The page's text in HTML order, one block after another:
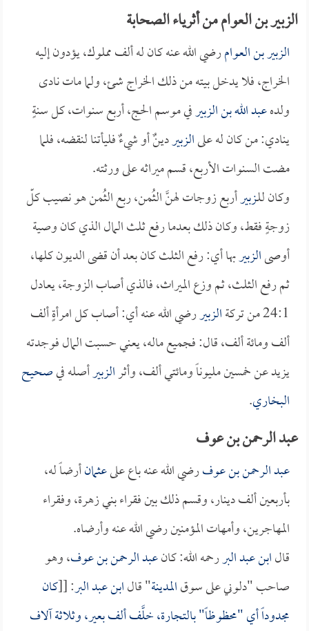
الزبير بن العوام من أثرياء الصحابة
الزبير بن العوامرضي الله عنه كان له ألف مملوك، يؤدون إليه
الخراج، فلا يدخل بيته من ذلك الخراج شئ، ولما مات نادى
ولدهعبد الله بن الزبيرفي موسم الحج، أربع سنوات، كل سنةٍ
ينادي: من كان له علىالزبيردينٌ أو شيءٌ فليأتنا لنقضه، فلما
مضت السنوات الأربع، قسم ميراثه على ورثته.
وكان للـزبيرأربع زوجات لهنَّ الثُمن، ربع الثُمن هو نصيب كلّ
زوجةٍ فقط، وكان ذلك بعدما رفع ثلث المال الذي كان وصية
أوصىالزبيربها أي: رفع الثلث كان بعد أن قضى الديون كلها،
ثم رفع الثلث، ثم وزع الميراث، فالذي أصاب الزوجة، يعادل
24:1 من تركة
الزبيررضي الله عنه أي: أصاب كل امرأةٍ ألف
ألف ومائة ألف، قال: فجميع ماله، يعني حسبت المال فوجدته
يزيد عن خمسين مليوناً ومائتي ألف، وأثرالزبيرأصله فيصحيح
البخاري.
عبد الرحمن بن عوف
عبد الرحمن بن عوفرضي الله عنه باع علىعثمانأرضاً له،
بأربعين ألف دينار، وقسم ذلك بين فقراء بني زهرة، وفقراء
المهاجرين، وأمهات المؤمنين رضي الله عنه وأرضاه.
قالابن عبد البررحمه الله: كانعبد الرحمن بن عوف، وهو
صاحب "دلوني على سوقالمدينة" قالابن عبد البر: [[كان
مجدوداً أي "محظوظاً" بالتجارة، خلَّف ألف بعير، وثلاثة آلاف